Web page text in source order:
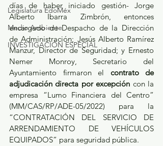
Legislatura EdoMéx
Medio Ambiente
INVESTIGACIÓN ESPECIAL
días de haber iniciado gestión- Jorge
Alberto Ibarra Zimbrón, entonces
encargado de Despacho de la Dirección
de Administración; Jesús Alberto Ramírez
Manzur, Director de Seguridad; y Ernesto
Nemer Monroy, Secretario del
Ayuntamiento firmaron el contrato de
adjudicación directa por excepción con la
empresa “Lumo Financiera del Centro”
(MM/CAS/RP/ADE-05/2022) para la
“CONTRATACIÓN DEL SERVICIO DE
ARRENDAMIENTO DE VEHÍCULOS
EQUIPADOS” para seguridad pública.